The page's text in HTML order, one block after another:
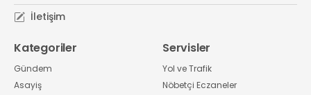
İletişim
Kategoriler
Gündem
Asayiş
Servisler
Yol ve Trafik
Nöbetçi Eczaneler